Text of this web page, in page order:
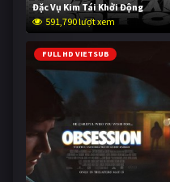
Đặc Vụ Kim Tái Khởi Động
591,790 lượt xem
FULL HD VIETSUB